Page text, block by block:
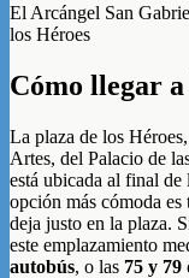
El Arcángel San
los Héroes
Cómo llegar
La plaza de los
Artes, del Palacio de
está ubicada al final de
opción más cómoda es
deja justo en la plaza.
este emplazamiento
autobús, o las 75 y 79